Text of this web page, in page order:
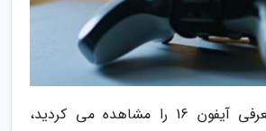
اگر شما مراسم معرفی آیفون 16 را مشاهده می کردید،